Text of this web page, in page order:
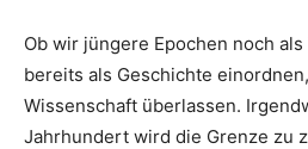
Ob wir jüngere Epochen noch
bereits als Geschichte
Wissenschaft überlassen.
Jahrhundert wird die Grenze zu